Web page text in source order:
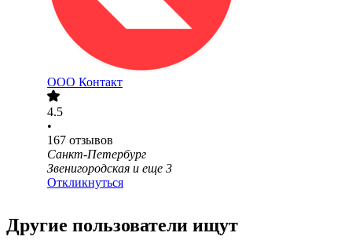
ООО Контакт
4.5
•
167 отзывов
Санкт-Петербург
Звенигородская и еще 3
Откликнуться
Другие пользователи ищут